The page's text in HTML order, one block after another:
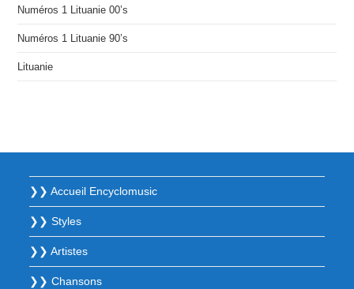
Numéros 1 Lituanie 00’s
Numéros 1 Lituanie 90’s
Lituanie
❯❯ Accueil Encyclomusic
❯❯ Styles
❯❯ Artistes
❯❯ Chansons